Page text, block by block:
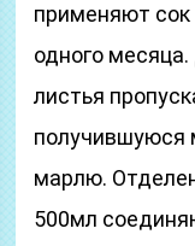
применяют сок
одного
листья
получившуюся
марлю.
500мл